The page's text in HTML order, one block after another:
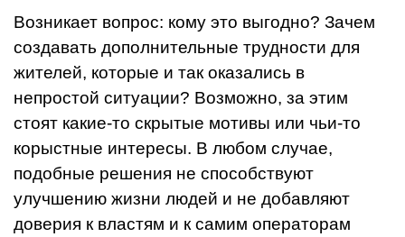
Возникает вопрос: кому это выгодно? Зачем
создавать дополнительные трудности для
жителей, которые и так оказались в
непростой ситуации? Возможно, за этим
стоят какие-то скрытые мотивы или чьи-то
корыстные интересы. В любом случае,
подобные решения не способствуют
улучшению жизни людей и не добавляют
доверия к властям и к самим операторам